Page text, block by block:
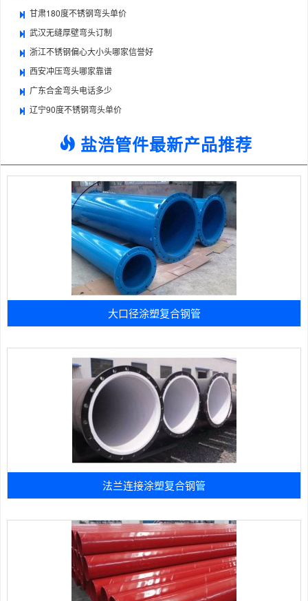
甘肃180度不锈钢弯头单价
武汉无缝厚壁弯头订制
浙江不锈钢偏心大小头哪家信誉好
西安冲压弯头哪家靠谱
广东合金弯头电话多少
辽宁90度不锈钢弯头单价
盐浩管件最新产品推荐
大口径涂塑复合钢管
法兰连接涂塑复合钢管